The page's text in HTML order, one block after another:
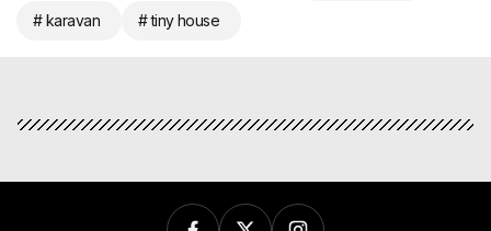
# karavan # tiny house